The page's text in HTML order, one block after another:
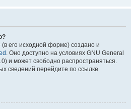
его исходной форме) создано и
. Оно доступно на условиях GNU General
и может свободно распространяться.
сведений перейдите по ссылке